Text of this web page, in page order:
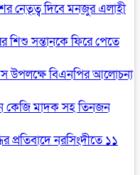
নেতৃত্ব দিবে মনজুর এলাহী
শিশু সন্তানকে ফিরে পেতে
উপলক্ষে বিএনপির আলোচনা
কেজি মাদক সহ তিনজন
প্রতিবাদে নরসিংদীতে ১১